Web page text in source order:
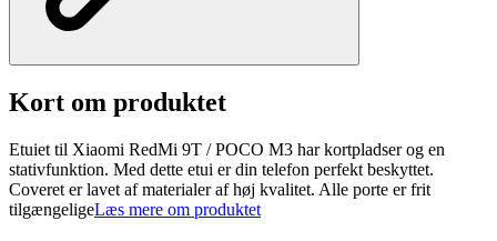
Kort om produktet
Etuiet til Xiaomi RedMi 9T / POCO M3 har kortpladser og en
stativfunktion. Med dette etui er din telefon perfekt beskyttet.
Coveret er lavet af materialer af høj kvalitet. Alle porte er frit
tilgængeligeLæs mere om produktet